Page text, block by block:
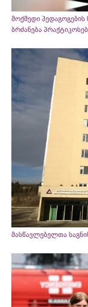
მოქმედი
ბრძანება
მასწავლებელთა